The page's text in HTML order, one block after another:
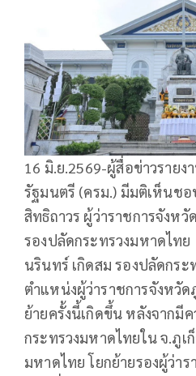
16 มิ.ย.2569-ผู้สื่อข่าวราย
รัฐมนตรี (ครม.) มีมติเห็นช
สิทธิถาวร ผู้ว่าราชการจังห
รองปลัดกระทรวงมหาดไท
นรินทร์ เกิดสม รองปลัดกระ
ตำแหน่งผู้ว่าราชการจังหวั
ย้ายครั้งนี้เกิดขึ้น หลังจากมี
กระทรวงมหาดไทยใน จ.ภูเ
มหาดไทย โยกย้ายรองผู้ว่า